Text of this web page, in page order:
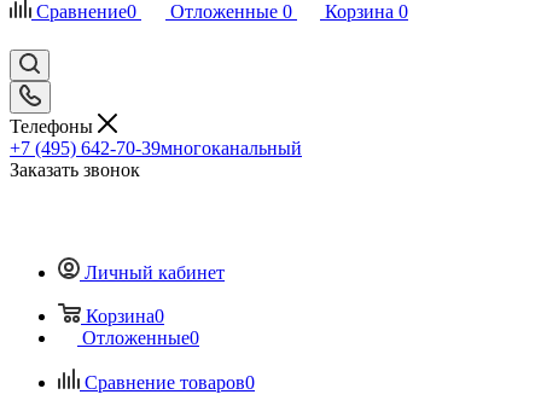
Сравнение0 Отложенные 0 Корзина 0
Телефоны
+7 (495) 642-70-39многоканальный
Заказать звонок
Личный кабинет
Корзина0
Отложенные0
Сравнение товаров0